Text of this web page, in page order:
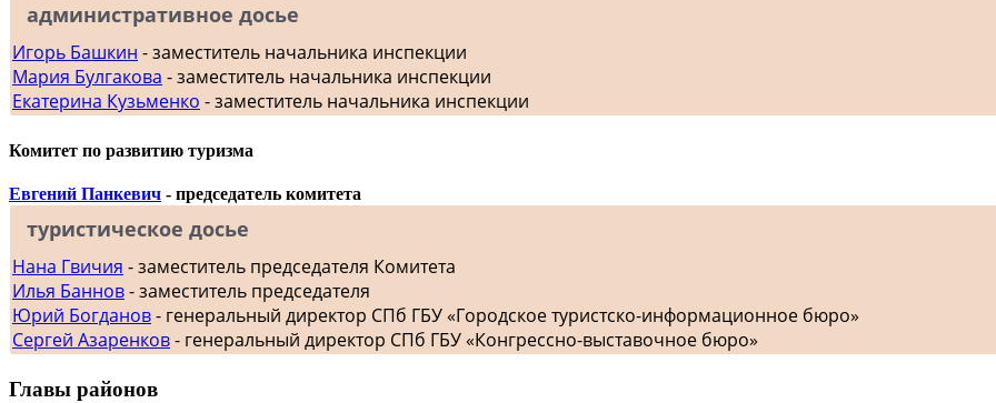
административное досье
Игорь Башкин - заместитель начальника инспекции
Мария Булгакова - заместитель начальника инспекции
Екатерина Кузьменко - заместитель начальника инспекции
Комитет по развитию туризма
Евгений Панкевич - председатель комитета
туристическое досье
Нана Гвичия - заместитель председателя Комитета
Илья Баннов- заместитель председателя
Юрий Богданов- генеральный директор СПб ГБУ «Городское туристско-информационное бюро»
Сергей Азаренков- генеральный директор СПб ГБУ «Конгрессно-выставочное бюро»
Главы районов